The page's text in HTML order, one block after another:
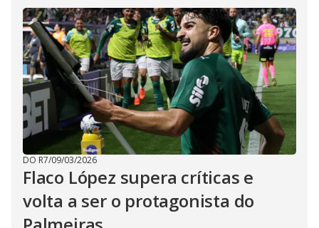
DO R7/09/03/2026
Flaco López supera críticas e
volta a ser o protagonista do